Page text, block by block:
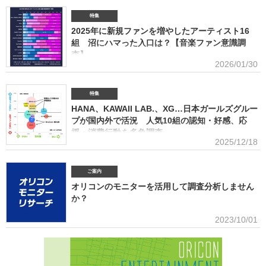
SNS・動画配信を横断したファン行動を分析。今後のマーケティング戦略に活用できる内容を
提供(2026年5月)アーティストグッズに関する調査2026「なぜ買うのか」「何が売れるのか」
「いくらまで買うのか」を明確化し、商品企画・価格設計・販売戦略に直結する示唆を提案
(2026年4月)ストリーミング影響分析分析（TikTok＆YouTube）2026TikTokトレンドがどのよ
うにストリーミングに影響を与えたかを、YouTubeの順位推移とともにグラフ化(2026年2月)音
楽パッケージの購入行動に関する調査
特集
2025年に新規ファンを増やしたアーティスト16
組 沼にハマった入口は？【音楽ファン意識調
査】
ORICON BiZ onlineでは「2025年に好きになったアーティスト」のア
年、2024年に続いて5回目。直近2年の得票数はMrs. GREEN APPLEがダントツだったが、
2025年の音楽シーンにおいて最も多くの“新規ファン”を獲得したアーティストは誰だったの
か、得票数TOP15（13位が同率4組だったため計16組）を紹介する。 本調査は、2025年12
月12日～18日にインターネットで実施。10～50代男女の回答者全体（4576人）のうち、
「2025年1～12月の期間に初めて好きになった音楽アーティストはいますか（※2024年以前か
らずっと好きというアーティストは対象外）」との問いに「いる」と答えた人（1833人＝全体
2026/01/30
特集
HANA、KAWAII LAB.、XG…日本ガールズグルー
プが国内外で活況 人気10組の認知・好感、応
援・消費行動を多角調査
日本のガールズグループシーンでは近年、BMSG×ちゃんみながタッグ
グで鮮烈な初登場1位デビュー、アソビシステムからFRUITS ZIPPERを筆頭とするKAWAII
LAB.所属のグループがSNSを通じて続々と台頭、メンバー7人全員が日本人ながら海外を主戦
場としているXGの国内外での大旋風など活況をみせている。オリコンリサーチではガールズグ
ループ10組を対象とし、認知経路、イメージ、情報源、推し活・消費行動などを多角的に調査
1月以降の配信開始楽曲でストリーミング累積3000万回超えの作品がある】日本のガールズグ
2025/12/18
ご案内
オリコンのモニターを活用して調査分析しません
か？
■アンケート専用のモニター組織世の中に影響力を持つオリコン・ラン
テーションを基にした調査が可能生活意識や志向性など日本人を価値観という視点から、予め
セグメントしたモニター調査が可能。■オリコングループならではの「エンタメ」に特化音楽ア
2023/10/01